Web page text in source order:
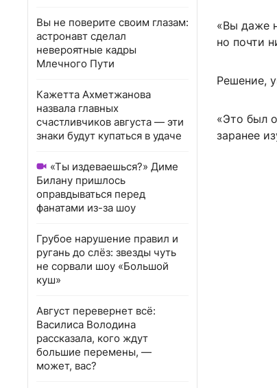
Вы не поверите своим глазам:
астронавт сделал
невероятные кадры
Млечного Пути
Кажетта Ахметжанова
назвала главных
счастливчиков августа — эти
знаки будут купаться в удаче
«Ты издеваешься?» Диме
Билану пришлось
оправдываться перед
фанатами из-за шоу
Грубое нарушение правил и
ругань до слёз: звезды чуть
не сорвали шоу «Большой
куш»
Август перевернет всё:
Василиса Володина
рассказала, кого ждут
большие перемены, —
может, вас?
«Вы даже
но почти
Решение,
«Это был
заранее